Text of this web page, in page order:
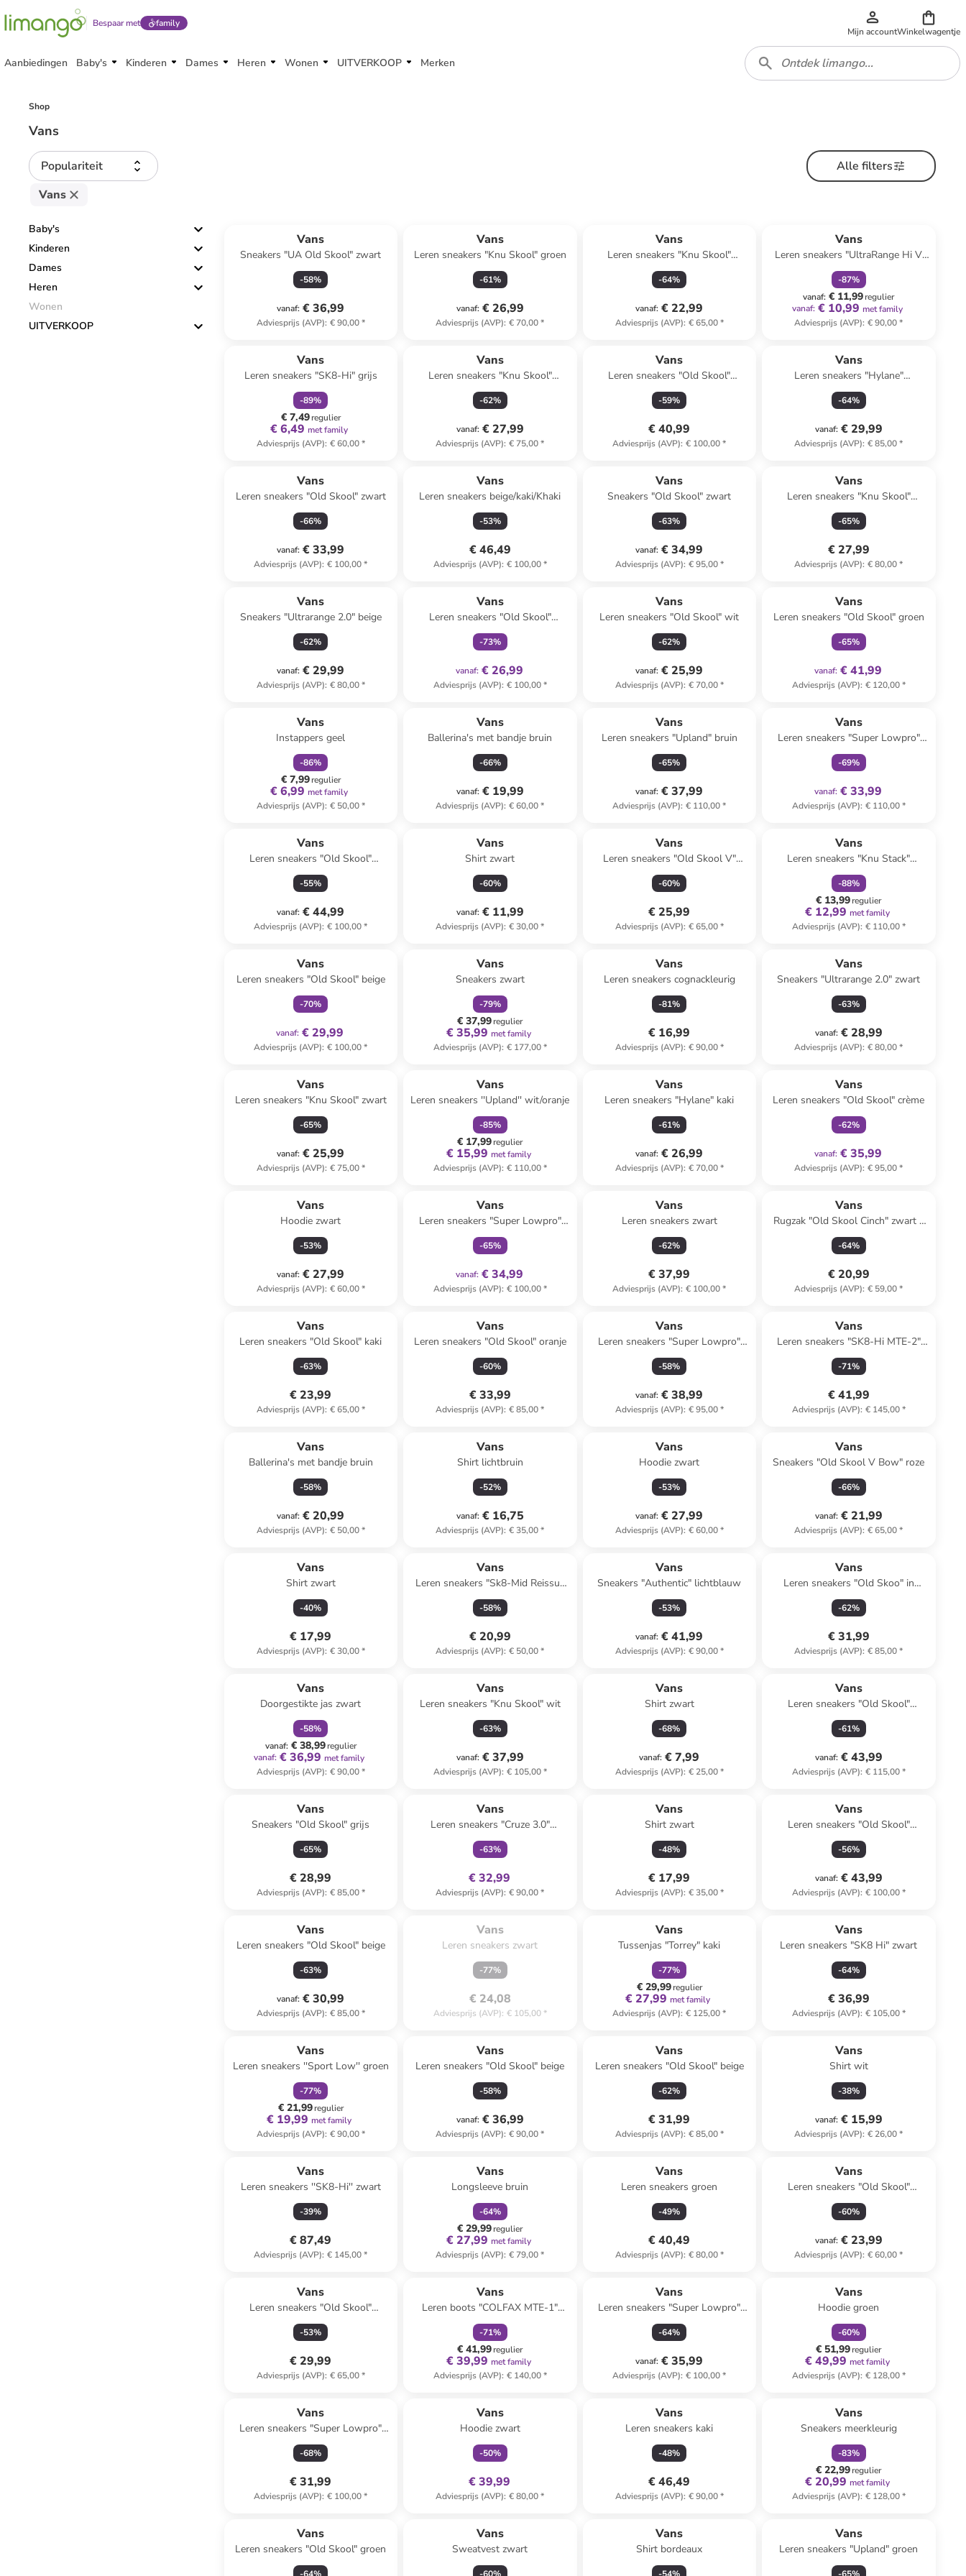
Bespaar met family
Mijn accountWinkelwagentje
Aanbiedingen Baby's Kinderen Dames Heren Wonen UITVERKOOP Merken
Shop
Vans
Populariteit
Alle filters
Vans
Baby's
Kinderen
Dames
Heren
Wonen
UITVERKOOP
Vans
Sneakers "UA Old Skool" zwart
-58%
vanaf: € 36,99
Adviesprijs (AVP): € 90,00*
Vans
Leren sneakers "Knu Skool" groen
-61%
vanaf: € 26,99
Adviesprijs (AVP): € 70,00*
Vans
Leren sneakers "Knu Skool"
lichtroze/paars
-64%
vanaf: € 22,99
Adviesprijs (AVP): € 65,00*
Vans
Leren sneakers "UltraRange Hi V
MTE-1" lichtbruin
-87%
vanaf: € 11,99regulier
vanaf: € 10,99 met family
Adviesprijs (AVP): € 90,00*
Vans
Leren sneakers "SK8-Hi" grijs
-89%
€ 7,49regulier
€ 6,49 met family
Adviesprijs (AVP): € 60,00*
Vans
Leren sneakers "Knu Skool"
donkerblauw/wit
-62%
vanaf: € 27,99
Adviesprijs (AVP): € 75,00*
Vans
Leren sneakers "Old Skool"
lichtroze
-59%
€ 40,99
Adviesprijs (AVP): € 100,00*
Vans
Leren sneakers "Hylane"
zwart/crème
-64%
vanaf: € 29,99
Adviesprijs (AVP): € 85,00*
Vans
Leren sneakers "Old Skool" zwart
-66%
vanaf: € 33,99
Adviesprijs (AVP): € 100,00*
Vans
Leren sneakers beige/kaki/Khaki
-53%
€ 46,49
Adviesprijs (AVP): € 100,00*
Vans
Sneakers "Old Skool" zwart
-63%
vanaf: € 34,99
Adviesprijs (AVP): € 95,00*
Vans
Leren sneakers "Knu Skool"
donkerblauw/wit
-65%
€ 27,99
Adviesprijs (AVP): € 80,00*
Vans
Sneakers "Ultrarange 2.0" beige
-62%
vanaf: € 29,99
Adviesprijs (AVP): € 80,00*
Vans
Leren sneakers "Old Skool"
zilverkleurig
-73%
vanaf: € 26,99
Adviesprijs (AVP): € 100,00*
Vans
Leren sneakers "Old Skool" wit
-62%
vanaf: € 25,99
Adviesprijs (AVP): € 70,00*
Vans
Leren sneakers "Old Skool" groen
-65%
vanaf: € 41,99
Adviesprijs (AVP): € 120,00*
Vans
Instappers geel
-86%
€ 7,99regulier
€ 6,99 met family
Adviesprijs (AVP): € 50,00*
Vans
Ballerina's met bandje bruin
-66%
vanaf: € 19,99
Adviesprijs (AVP): € 60,00*
Vans
Leren sneakers "Upland" bruin
-65%
vanaf: € 37,99
Adviesprijs (AVP): € 110,00*
Vans
Leren sneakers "Super Lowpro"
bruin
-69%
vanaf: € 33,99
Adviesprijs (AVP): € 110,00*
Vans
Leren sneakers "Old Skool"
oranje/rood
-55%
vanaf: € 44,99
Adviesprijs (AVP): € 100,00*
Vans
Shirt zwart
-60%
vanaf: € 11,99
Adviesprijs (AVP): € 30,00*
Vans
Leren sneakers "Old Skool V"
grijs/zilverkleurig
-60%
€ 25,99
Adviesprijs (AVP): € 65,00*
Vans
Leren sneakers "Knu Stack"
lichtroze/wit
-88%
€ 13,99regulier
€ 12,99 met family
Adviesprijs (AVP): € 110,00*
Vans
Leren sneakers "Old Skool" beige
-70%
vanaf: € 29,99
Adviesprijs (AVP): € 100,00*
Vans
Sneakers zwart
-79%
€ 37,99regulier
€ 35,99 met family
Adviesprijs (AVP): € 177,00*
Vans
Leren sneakers cognackleurig
-81%
€ 16,99
Adviesprijs (AVP): € 90,00*
Vans
Sneakers "Ultrarange 2.0" zwart
-63%
vanaf: € 28,99
Adviesprijs (AVP): € 80,00*
Vans
Leren sneakers "Knu Skool" zwart
-65%
vanaf: € 25,99
Adviesprijs (AVP): € 75,00*
Vans
Leren sneakers ''Upland'' wit/oranje
-85%
€ 17,99regulier
€ 15,99 met family
Adviesprijs (AVP): € 110,00*
Vans
Leren sneakers "Hylane" kaki
-61%
vanaf: € 26,99
Adviesprijs (AVP): € 70,00*
Vans
Leren sneakers "Old Skool" crème
-62%
vanaf: € 35,99
Adviesprijs (AVP): € 95,00*
Vans
Hoodie zwart
-53%
vanaf: € 27,99
Adviesprijs (AVP): € 60,00*
Vans
Leren sneakers "Super Lowpro"
beige
-65%
vanaf: € 34,99
Adviesprijs (AVP): € 100,00*
Vans
Leren sneakers zwart
-62%
€ 37,99
Adviesprijs (AVP): € 100,00*
Vans
Rugzak "Old Skool Cinch" zwart -
(B)33 x (H)51 x (D)15 cm
-64%
€ 20,99
Adviesprijs (AVP): € 59,00*
Vans
Leren sneakers "Old Skool" kaki
-63%
€ 23,99
Adviesprijs (AVP): € 65,00*
Vans
Leren sneakers "Old Skool" oranje
-60%
€ 33,99
Adviesprijs (AVP): € 85,00*
Vans
Leren sneakers "Super Lowpro"
wit/zwart
-58%
vanaf: € 38,99
Adviesprijs (AVP): € 95,00*
Vans
Leren sneakers "SK8-Hi MTE-2"
zwart
-71%
€ 41,99
Adviesprijs (AVP): € 145,00*
Vans
Ballerina's met bandje bruin
-58%
vanaf: € 20,99
Adviesprijs (AVP): € 50,00*
Vans
Shirt lichtbruin
-52%
vanaf: € 16,75
Adviesprijs (AVP): € 35,00*
Vans
Hoodie zwart
-53%
vanaf: € 27,99
Adviesprijs (AVP): € 60,00*
Vans
Sneakers "Old Skool V Bow" roze
-66%
vanaf: € 21,99
Adviesprijs (AVP): € 65,00*
Vans
Shirt zwart
-40%
€ 17,99
Adviesprijs (AVP): € 30,00*
Vans
Leren sneakers "Sk8-Mid Reissue
V" roze
-58%
€ 20,99
Adviesprijs (AVP): € 50,00*
Vans
Sneakers "Authentic" lichtblauw
-53%
vanaf: € 41,99
Adviesprijs (AVP): € 90,00*
Vans
Leren sneakers "Old Skoo" in
Rostbraun
-62%
€ 31,99
Adviesprijs (AVP): € 85,00*
Vans
Doorgestikte jas zwart
-58%
vanaf: € 38,99regulier
vanaf: € 36,99 met family
Adviesprijs (AVP): € 90,00*
Vans
Leren sneakers "Knu Skool" wit
-63%
vanaf: € 37,99
Adviesprijs (AVP): € 105,00*
Vans
Shirt zwart
-68%
vanaf: € 7,99
Adviesprijs (AVP): € 25,00*
Vans
Leren sneakers "Old Skool"
wit/zwart
-61%
vanaf: € 43,99
Adviesprijs (AVP): € 115,00*
Vans
Sneakers "Old Skool" grijs
-65%
€ 28,99
Adviesprijs (AVP): € 85,00*
Vans
Leren sneakers "Cruze 3.0"
zwart/wit
-63%
€ 32,99
Adviesprijs (AVP): € 90,00*
Vans
Shirt zwart
-48%
€ 17,99
Adviesprijs (AVP): € 35,00*
Vans
Leren sneakers "Old Skool"
lichtbruin
-56%
vanaf: € 43,99
Adviesprijs (AVP): € 100,00*
Vans
Leren sneakers "Old Skool" beige
-63%
vanaf: € 30,99
Adviesprijs (AVP): € 85,00*
uitverkocht.
Vans
Leren sneakers zwart
-77%
€ 24,08
Adviesprijs (AVP): € 105,00*
Vans
Tussenjas "Torrey" kaki
-77%
€ 29,99regulier
€ 27,99 met family
Adviesprijs (AVP): € 125,00*
Vans
Leren sneakers "SK8 Hi" zwart
-64%
€ 36,99
Adviesprijs (AVP): € 105,00*
Vans
Leren sneakers ''Sport Low'' groen
-77%
€ 21,99regulier
€ 19,99 met family
Adviesprijs (AVP): € 90,00*
Vans
Leren sneakers "Old Skool" beige
-58%
vanaf: € 36,99
Adviesprijs (AVP): € 90,00*
Vans
Leren sneakers "Old Skool" beige
-62%
€ 31,99
Adviesprijs (AVP): € 85,00*
Vans
Shirt wit
-38%
vanaf: € 15,99
Adviesprijs (AVP): € 26,00*
Vans
Leren sneakers ''SK8-Hi'' zwart
-39%
€ 87,49
Adviesprijs (AVP): € 145,00*
Vans
Longsleeve bruin
-64%
€ 29,99regulier
€ 27,99 met family
Adviesprijs (AVP): € 79,00*
Vans
Leren sneakers groen
-49%
€ 40,49
Adviesprijs (AVP): € 80,00*
Vans
Leren sneakers "Old Skool"
wit/blauw/zwart
-60%
vanaf: € 23,99
Adviesprijs (AVP): € 60,00*
Vans
Leren sneakers "Old Skool"
lichtroze/paars
-53%
€ 29,99
Adviesprijs (AVP): € 65,00*
Vans
Leren boots "COLFAX MTE-1"
zwart
-71%
€ 41,99regulier
€ 39,99 met family
Adviesprijs (AVP): € 140,00*
Vans
Leren sneakers "Super Lowpro"
roze/groen
-64%
vanaf: € 35,99
Adviesprijs (AVP): € 100,00*
Vans
Hoodie groen
-60%
€ 51,99regulier
€ 49,99 met family
Adviesprijs (AVP): € 128,00*
Vans
Leren sneakers "Super Lowpro"
lichtblauw
-68%
€ 31,99
Adviesprijs (AVP): € 100,00*
Vans
Hoodie zwart
-50%
€ 39,99
Adviesprijs (AVP): € 80,00*
Vans
Leren sneakers kaki
-48%
€ 46,49
Adviesprijs (AVP): € 90,00*
Vans
Sneakers meerkleurig
-83%
€ 22,99regulier
€ 20,99 met family
Adviesprijs (AVP): € 128,00*
Vans
Leren sneakers "Old Skool" groen
Vans
Sweatvest zwart
Vans
Shirt bordeaux
Vans
Leren sneakers "Upland" groen